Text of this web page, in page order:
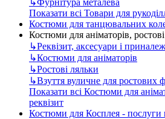
Показати всі Товари для
Костюми для танцювальних
Костюми для аніматорів,
↳Реквізит, аксесуари і
↳Костюми для аніматорів
↳Ростові ляльки
↳Взуття вуличне для ростових
Показати всі Костюми для
реквізит
Костюми для Косплея - послуги